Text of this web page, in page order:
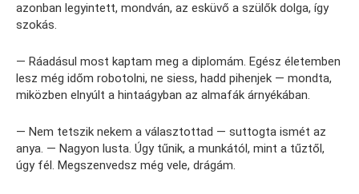
azonban legyintett, mondván, az esküvő a szülők dolga, így
szokás.
— Ráadásul most kaptam meg a diplomám. Egész életemben
lesz még időm robotolni, ne siess, hadd pihenjek — mondta,
miközben elnyúlt a hintaágyban az almafák árnyékában.
— Nem tetszik nekem a választottad — suttogta ismét az
anya. — Nagyon lusta. Úgy tűnik, a munkától, mint a tűztől,
úgy fél. Megszenvedsz még vele, drágám.